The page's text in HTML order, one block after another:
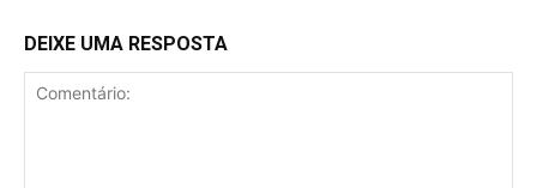
DEIXE UMA RESPOSTA